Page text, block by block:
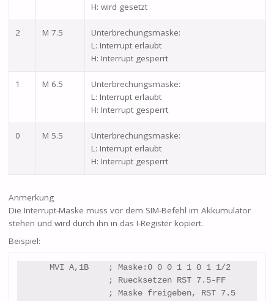
H: wird gesetzt
2 M 7.5
Unterbrechungsmaske:
L: Interrupt erlaubt
H: Interrupt gesperrt
1 M 6.5
Unterbrechungsmaske:
L: Interrupt erlaubt
H: Interrupt gesperrt
0 M 5.5
Unterbrechungsmaske:
L: Interrupt erlaubt
H: Interrupt gesperrt
Anmerkung
Die Interrupt-Maske muss vor dem SIM-Befehl im Akkumulator
stehen und wird durch ihn in das I-Register kopiert.
Beispiel:
MVI A,1B    ; Maske:0 0 0 1 1 0 1 1/2
; Ruecksetzen RST 7.5-FF
; Maske freigeben, RST 7.5